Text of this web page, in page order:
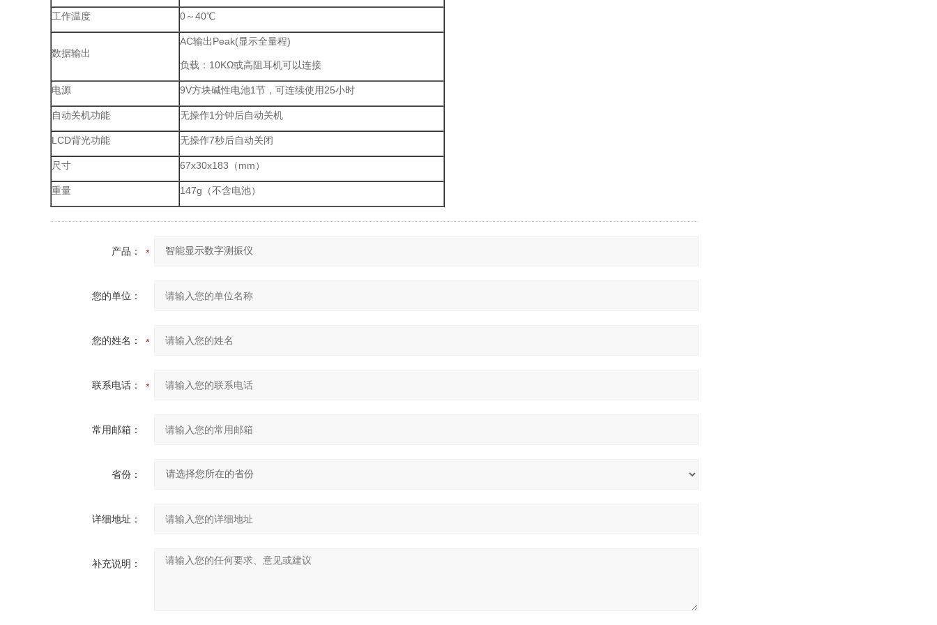
工作温度 0～40℃
数据输出
AC输出Peak(显示全量程)
负载：10KΩ或高阻耳机可以连接
电源 9V方块碱性电池1节，可连续使用25小时
自动关机功能 无操作1分钟后自动关机
LCD背光功能 无操作7秒后自动关闭
尺寸 67x30x183（mm）
重量 147g（不含电池）
产品：
您的单位：
您的姓名：
联系电话：
常用邮箱：
省份：
详细地址：
补充说明：